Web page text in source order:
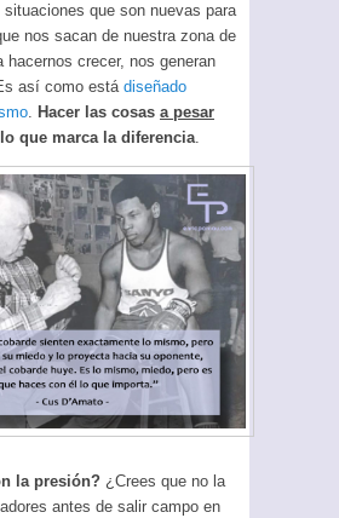
que son nuevas para
nos sacan de nuestra zona de
hacernos crecer, nos generan
así como está diseñado
. Hacer las cosas a pesar
que marca la diferencia.
la presión? ¿Crees que no la
antes de salir campo en